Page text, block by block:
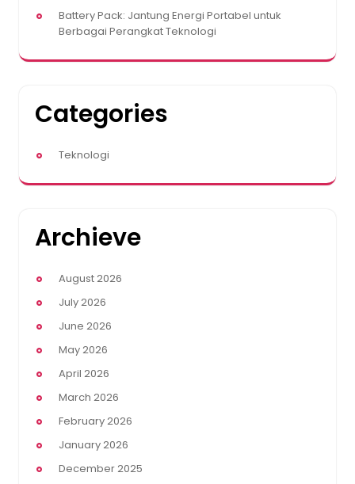
Battery Pack: Jantung Energi Portabel untuk
Berbagai Perangkat Teknologi
Categories
Teknologi
Archieve
August 2026
July 2026
June 2026
May 2026
April 2026
March 2026
February 2026
January 2026
December 2025